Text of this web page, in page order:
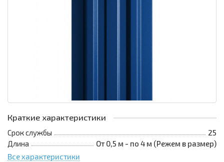
Краткие характеристики
Срок службы
25
Длина
От 0,5 м - по 4 м (Режем в размер)
Все характеристики